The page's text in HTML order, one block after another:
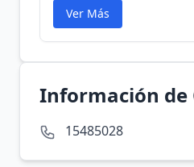
Ver Más
Información de
15485028